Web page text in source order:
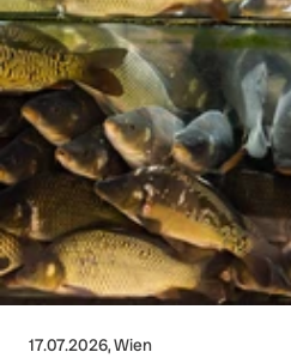
17.07.2026, Wien